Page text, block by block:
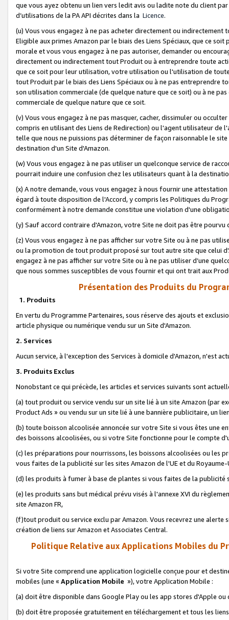
que vous ayez obtenu un lien vers ledit avis ou ladite note du client
d’utilisations de la PA API décrites dans la Licence.
(u) Vous vous engagez à ne pas acheter directement ou
Eligible aux primes Amazon par le biais des Liens Spéciaux, que ce
morale et vous vous engagez à ne pas autoriser, demander ou
directement ou indirectement tout Produit ou à entreprendre toute
que ce soit pour leur utilisation, votre utilisation ou l'utilisation de
tout Produit par le biais des Liens Spéciaux ou à ne pas entreprendre
son utilisation commerciale (de quelque nature que ce soit) ou à ne
commerciale de quelque nature que ce soit.
(v) Vous vous engagez à ne pas masquer, cacher, dissimuler ou
compris en utilisant des Liens de Redirection) ou l'agent utilisateur
telle que nous ne puissions pas déterminer de façon raisonnable le
destination d'un Site d'Amazon.
(w) Vous vous engagez à ne pas utiliser un quelconque service de
pourrait induire une confusion chez les utilisateurs quant à la
(x) A notre demande, vous vous engagez à nous fournir une
égard à toute disposition de l'Accord, y compris les Politiques du
conformément à notre demande constitue une violation d'une
(y) Sauf accord contraire d'Amazon, votre Site ne doit pas être
(z) Vous vous engagez à ne pas afficher sur votre Site ou à ne pas
ou la promotion de tout produit proposé sur tout autre site que celui
engagez à ne pas afficher sur votre Site ou à ne pas utiliser d’une
que nous sommes susceptibles de vous fournir et qui ont trait aux
Présentation des Produits du
1. Produits
En vertu du Programme Partenaires, sous réserve des ajouts et
article physique ou numérique vendu sur un Site d'Amazon.
2. Services
Aucun service, à l'exception des Services à domicile d'Amazon, n'est
3. Produits Exclus
Nonobstant ce qui précède, les articles et services suivants sont
(a) tout produit ou service vendu sur un site lié à un site Amazon (par
Product Ads » ou vendu sur un site lié à une bannière publicitaire, un
(b) toute boisson alcoolisée annoncée sur votre Site si vous êtes une
des boissons alcoolisées, ou si votre Site fonctionne pour le compte
(c) les préparations pour nourrissons, les boissons alcoolisées ou les
vous faites de la publicité sur les sites Amazon de l'UE et du Royaume-
(d) les produits à fumer à base de plantes si vous faites de la publicité
(e) les produits sans but médical prévu visés à l'annexe XVI du
site Amazon FR,
(f)tout produit ou service exclu par Amazon. Vous recevrez une alerte
création de liens sur Amazon et Associates Central.
Politique Relative aux Applications Mobiles du
Si votre Site comprend une application logicielle conçue pour et
mobiles (une « Application Mobile »), votre Application Mobile :
(a) doit être disponible dans Google Play ou les app stores d'Apple ou
(b) doit être proposée gratuitement en téléchargement et tous les